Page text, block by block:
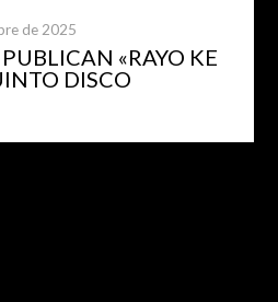
de 2025
«RAYO KE
DISCO